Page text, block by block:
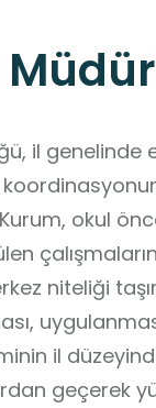
il
okul
niteliği
il
geçerek